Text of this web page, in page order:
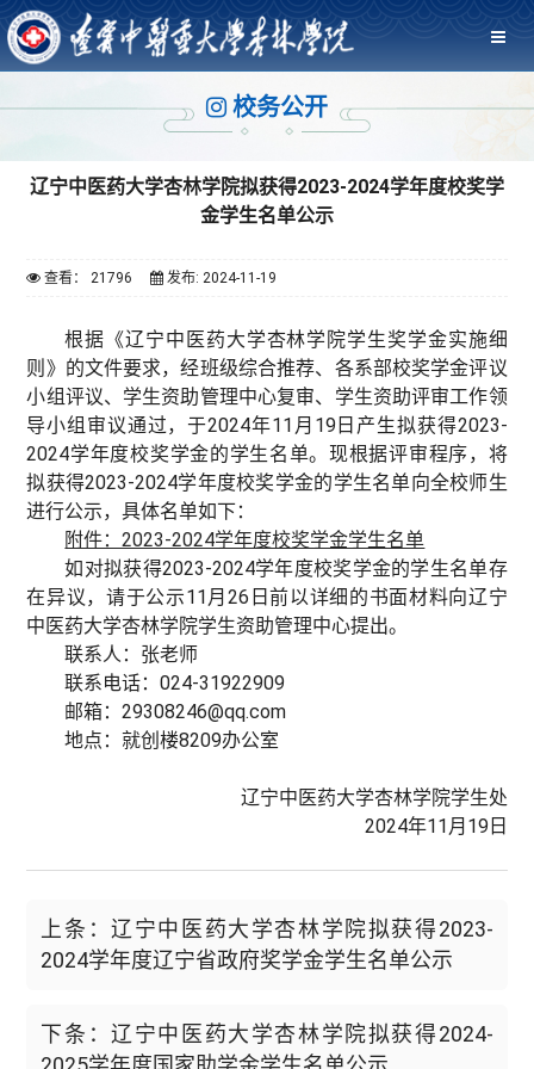
校务公开
辽宁中医药大学杏林学院拟获得2023-2024学年度校奖学
金学生名单公示
查看： 21796 发布: 2024-11-19
根据《辽宁中医药大学杏林学院学生奖学金实施细
则》的文件要求，经班级综合推荐、各系部校奖学金评议
小组评议、学生资助管理中心复审、学生资助评审工作领
导小组审议通过，于2024年11月19日产生拟获得2023-
2024学年度校奖学金的学生名单。现根据评审程序，将
拟获得2023-2024学年度校奖学金的学生名单向全校师生
进行公示，具体名单如下：
附件：2023-2024学年度校奖学金学生名单
如对拟获得2023-2024学年度校奖学金的学生名单存
在异议，请于公示11月26日前以详细的书面材料向辽宁
中医药大学杏林学院学生资助管理中心提出。
联系人：张老师
联系电话：024-31922909
邮箱：29308246@qq.com
地点：就创楼8209办公室
辽宁中医药大学杏林学院学生处
2024年11月19日
上条：辽宁中医药大学杏林学院拟获得2023-
2024学年度辽宁省政府奖学金学生名单公示
下条：辽宁中医药大学杏林学院拟获得2024-